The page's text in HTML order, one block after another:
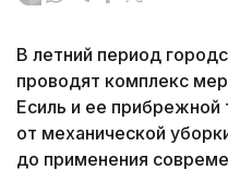
В летний период
проводят комплекс
Есиль и ее
от механической
до применения